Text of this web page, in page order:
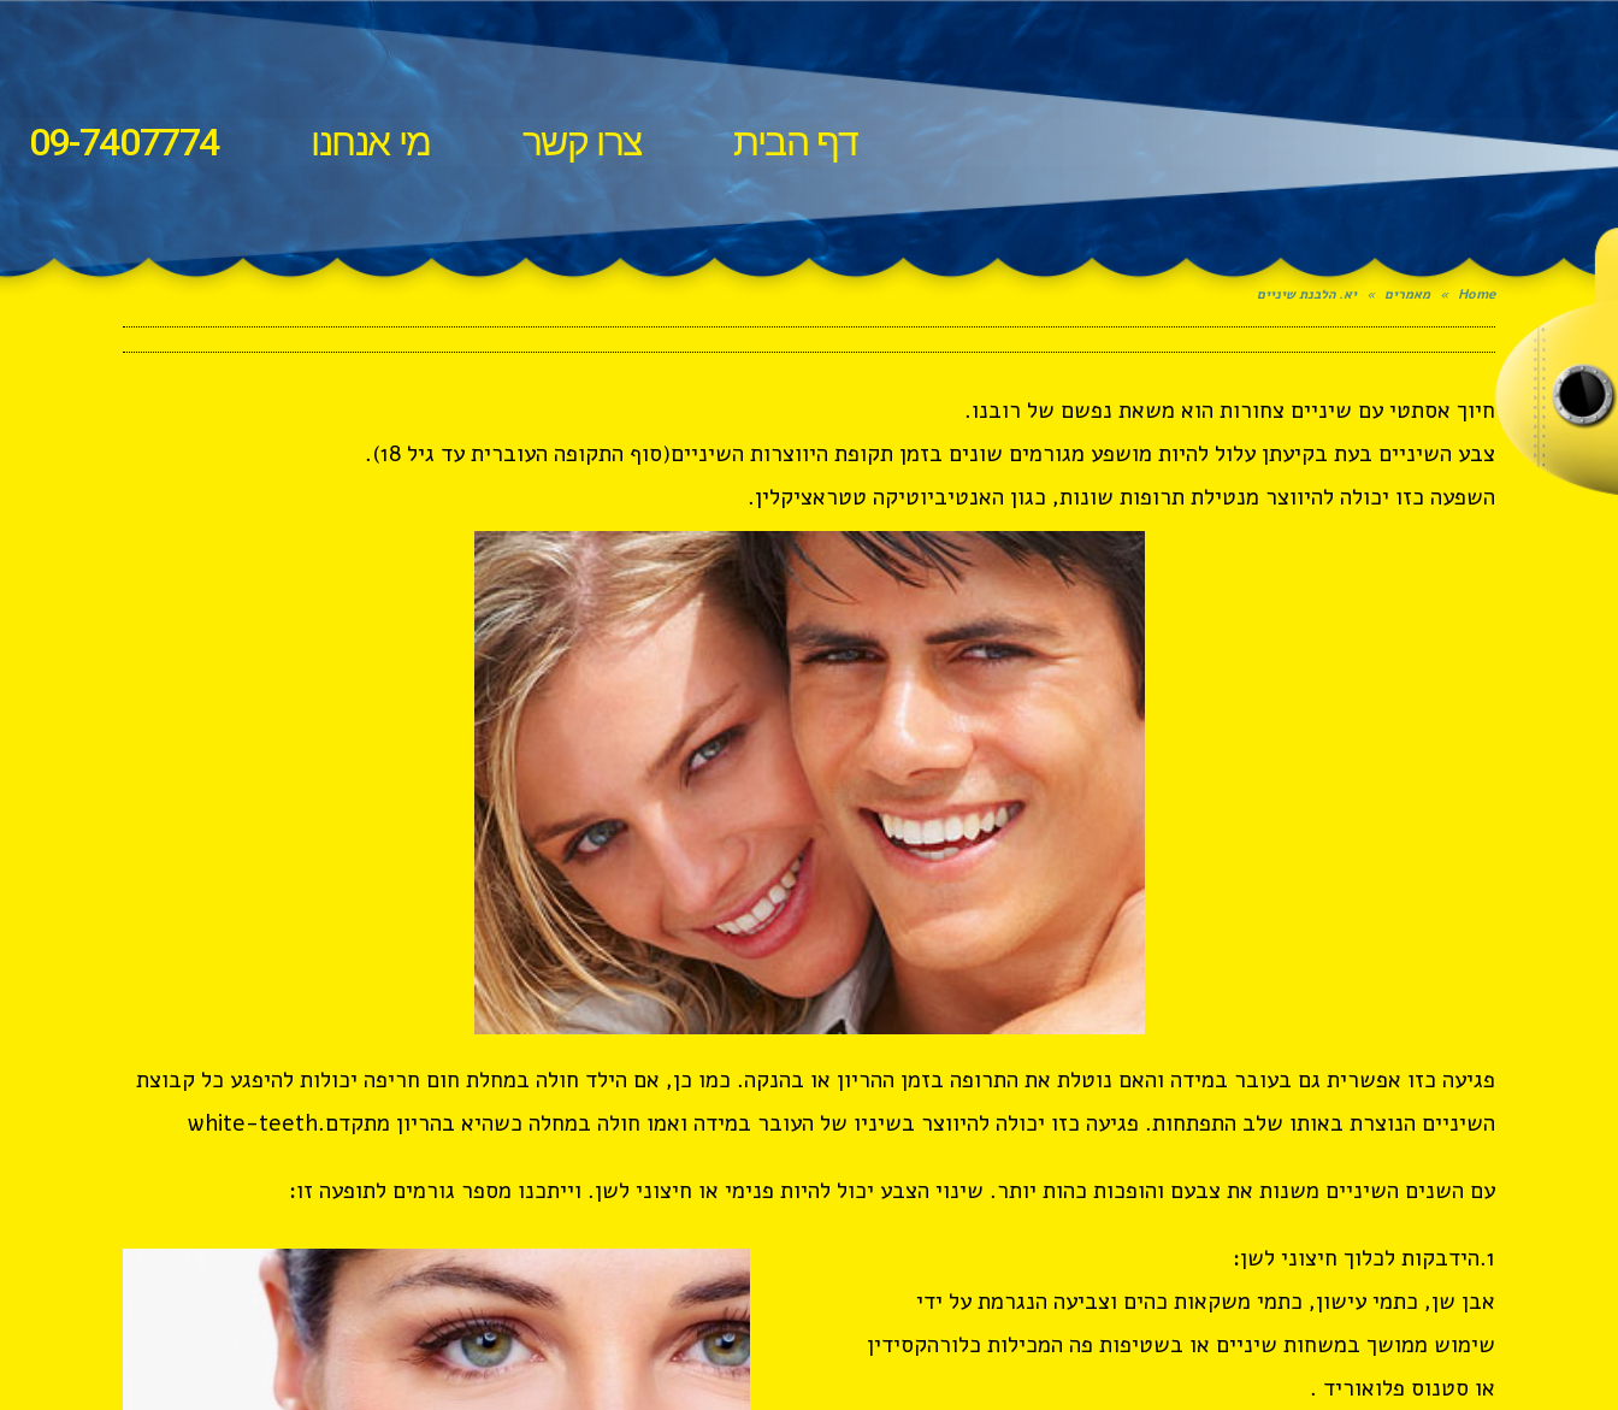
דף הבית צרו קשר מי אנחנו 09-7407774
Home
» מאמרים » יא. הלבנת שיניים
חיוך אסתטי עם שיניים צחורות הוא משאת נפשם של רובנו.
צבע השיניים בעת בקיעתן עלול להיות מושפע מגורמים שונים בזמן תקופת היווצרות השיניים(סוף התקופה העוברית עד גיל 18).
השפעה כזו יכולה להיווצר מנטילת תרופות שונות, כגון האנטיביוטיקה טטראציקלין.
פגיעה כזו אפשרית גם בעובר במידה והאם נוטלת את התרופה בזמן ההריון או בהנקה. כמו כן, אם הילד חולה במחלת חום חריפה יכולות להיפגע כל קבוצת
השיניים הנוצרת באותו שלב התפתחות. פגיעה כזו יכולה להיווצר בשיניו של העובר במידה ואמו חולה במחלה כשהיא בהריון מתקדם.white-teeth
עם השנים השיניים משנות את צבעם והופכות כהות יותר. שינוי הצבע יכול להיות פנימי או חיצוני לשן. וייתכנו מספר גורמים לתופעה זו:
1.הידבקות לכלוך חיצוני לשן:
אבן שן, כתמי עישון, כתמי משקאות כהים וצביעה הנגרמת על ידי
שימוש ממושך במשחות שיניים או בשטיפות פה המכילות כלורהקסידין
או סטנוס פלואוריד .